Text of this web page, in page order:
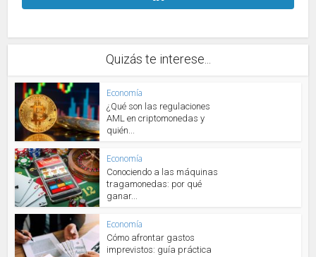
Quizás te interese...
Economía
¿Qué son las regulaciones
AML en criptomonedas y
quién...
Economía
Conociendo a las máquinas
tragamonedas: por qué
ganar...
Economía
Cómo afrontar gastos
imprevistos: guía práctica